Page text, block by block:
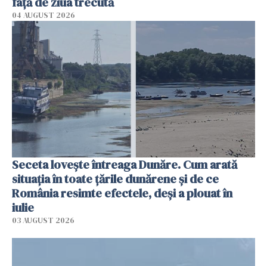
04 AUGUST 2026
Seceta lovește întreaga Dunăre. Cum arată
situația în toate țările dunărene și de ce
România resimte efectele, deși a plouat în
iulie
03 AUGUST 2026